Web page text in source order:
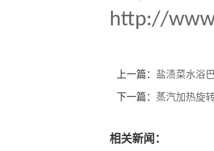
http://
上一篇： 盐渍菜水浴
下一篇： 蒸汽加热旋
相关新闻：